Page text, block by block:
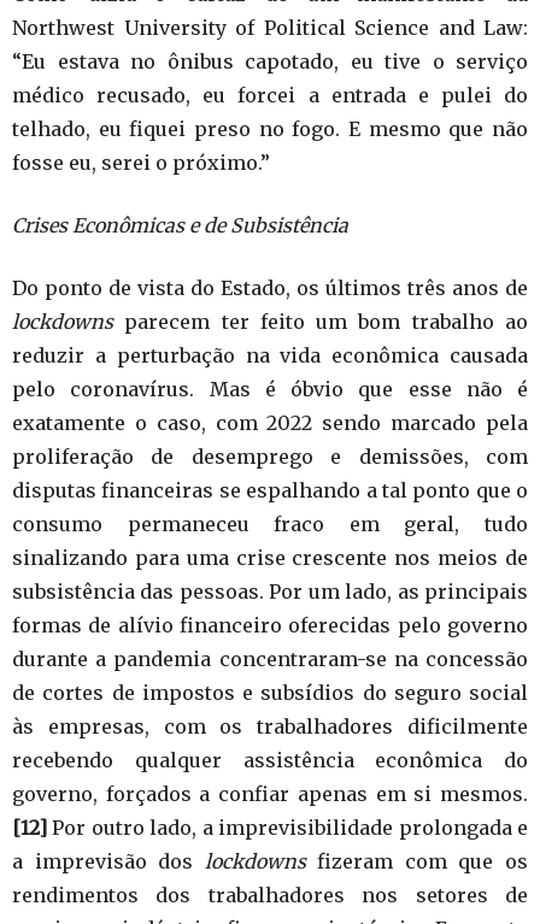
Northwest University of Political Science and Law:
“Eu estava no ônibus capotado, eu tive o serviço
médico recusado, eu forcei a entrada e pulei do
telhado, eu fiquei preso no fogo. E mesmo que não
fosse eu, serei o próximo.”
Crises Econômicas e de Subsistência
Do ponto de vista do Estado, os últimos três anos de
lockdownsparecem ter feito um bom trabalho ao
reduzir a perturbação na vida econômica causada
pelo coronavírus. Mas é óbvio que esse não é
exatamente o caso, com 2022 sendo marcado pela
proliferação de desemprego e demissões, com
disputas financeiras se espalhando a tal ponto que o
consumo permaneceu fraco em geral, tudo
sinalizando para uma crise crescente nos meios de
subsistência das pessoas. Por um lado, as principais
formas de alívio financeiro oferecidas pelo governo
durante a pandemia concentraram-se na concessão
de cortes de impostos e subsídios do seguro social
às empresas, com os trabalhadores dificilmente
recebendo qualquer assistência econômica do
governo, forçados a confiar apenas em si mesmos.
[12] Por outro lado, a imprevisibilidade prolongada e
a imprevisão dos lockdownsfizeram com que os
rendimentos dos trabalhadores nos setores de